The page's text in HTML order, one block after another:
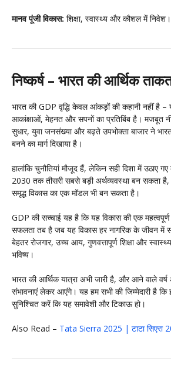
मानव पूंजी विकास: शिक्षा, स्वास्थ्य और कौशल में निवेश।
निष्कर्ष – भारत की आर्थिक
भारत की GDP वृद्धि केवल आंकड़ों की कहानी नहीं है –
आकांक्षाओं, मेहनत और सपनों का प्रतिबिंब है। मजबूत
सुधार, युवा जनसंख्या और बढ़ते उपभोक्ता बाजार ने
बनने का मार्ग दिखाया है।
हालांकि चुनौतियां मौजूद हैं, लेकिन सही दिशा में उठाए
2030 तक तीसरी सबसे बड़ी अर्थव्यवस्था बन सकता
समृद्ध विकास का एक मॉडल भी बन सकता है।
GDP की सच्चाई यह है कि यह विकास की एक
सफलता तब है जब यह विकास हर नागरिक के जीवन में
बेहतर रोजगार, उच्च आय, गुणवत्तापूर्ण शिक्षा और
भविष्य।
भारत की आर्थिक यात्रा अभी जारी है, और आने वाले
संभावनाएं लेकर आएंगे। यह हम सभी की जिम्मेदारी है
सुनिश्चित करें कि यह समावेशी और टिकाऊ हो।
Also Read – Tata Sierra 2025 | टाटा सिएरा